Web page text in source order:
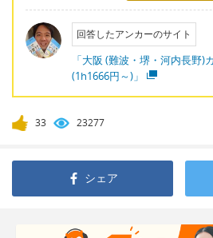
回答したアンカーのサイト
「大阪 (難波・堺・河内長野)
(1h1666円～)」
33 23277
シェア